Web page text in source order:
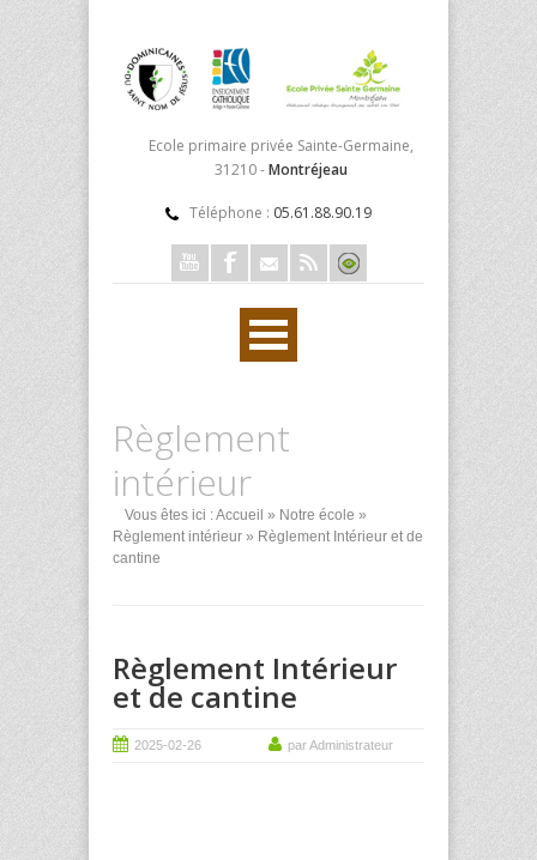
Ecole primaire privée Sainte-Germaine,
31210 -Montréjeau
Téléphone : 05.61.88.90.19
Règlement
intérieur
Vous êtes ici :Accueil » Notre école »
Règlement intérieur » Règlement Intérieur et de
cantine
Règlement Intérieur
et de cantine
2025-02-26 par Administrateur